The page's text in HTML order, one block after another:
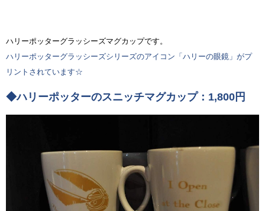
ハリーポッターグラッシーズマグカップです。
ハリーポッターグラッシーズシリーズのアイコン「ハリーの眼鏡」がプ
リントされています☆
◆ハリーポッターのスニッチマグカップ：1,800円